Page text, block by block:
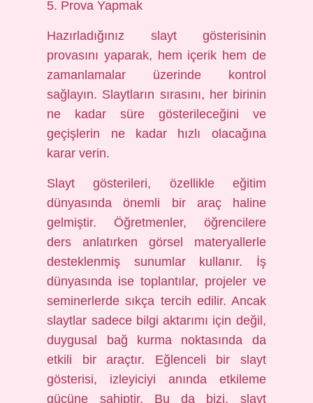
5. Prova Yapmak
Hazırladığınız slayt gösterisinin
provasını yaparak, hem içerik hem de
zamanlamalar üzerinde kontrol
sağlayın. Slaytların sırasını, her birinin
ne kadar süre gösterileceğini ve
geçişlerin ne kadar hızlı olacağına
karar verin.
Slayt gösterileri, özellikle eğitim
dünyasında önemli bir araç haline
gelmiştir. Öğretmenler, öğrencilere
ders anlatırken görsel materyallerle
desteklenmiş sunumlar kullanır. İş
dünyasında ise toplantılar, projeler ve
seminerlerde sıkça tercih edilir. Ancak
slaytlar sadece bilgi aktarımı için değil,
duygusal bağ kurma noktasında da
etkili bir araçtır. Eğlenceli bir slayt
gösterisi, izleyiciyi anında etkileme
gücüne sahiptir. Bu da bizi, slayt